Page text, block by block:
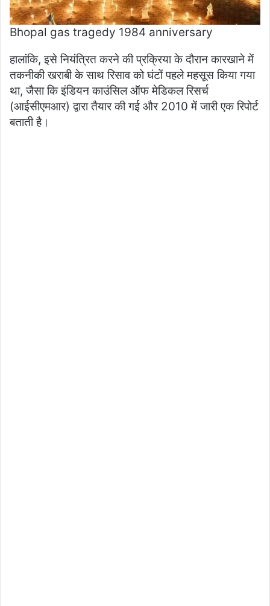
Bhopal gas tragedy 1984 anniversary
हालांकि, इसे नियंत्रित करने की प्रक्रिया के दौरान कारखाने में
तकनीकी खराबी के साथ रिसाव को घंटों पहले महसूस किया गया
था, जैसा कि इंडियन काउंसिल ऑफ मेडिकल रिसर्च
(आईसीएमआर) द्वारा तैयार की गई और 2010 में जारी एक रिपोर्ट
बताती है।